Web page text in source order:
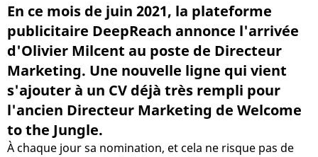
En ce mois de juin 2021, la plateforme
publicitaire DeepReach annonce l'arrivée
d'Olivier Milcent au poste de Directeur
Marketing. Une nouvelle ligne qui vient
s'ajouter à un CV déjà très rempli pour
l'ancien Directeur Marketing de Welcome
to the Jungle.
À chaque jour sa nomination, et cela ne risque pas de